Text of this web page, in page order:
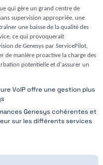
qui gère un grand centre de
supervision appropriée, une
une baisse de la qualité des
ce qui provoquerait
de Genesys par ServicePilot,
de manière proactive la charge des
potentielle et d'assurer un
VoIP offre une gestion plus
Genesys cohérentes et
sur les différents services